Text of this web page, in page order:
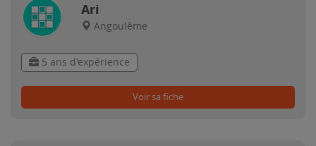
Ari
Angoulême
5 ans d'expérience
Voir sa fiche